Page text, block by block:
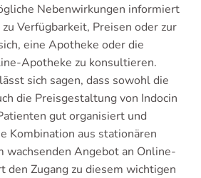
Nebenwirkungen informiert
Verfügbarkeit, Preisen oder zur
eine Apotheke oder die
Apotheke zu konsultieren.
sich sagen, dass sowohl die
die Preisgestaltung von Indocin
gut organisiert und
Kombination aus stationären
wachsenden Angebot an Online-
den Zugang zu diesem wichtigen